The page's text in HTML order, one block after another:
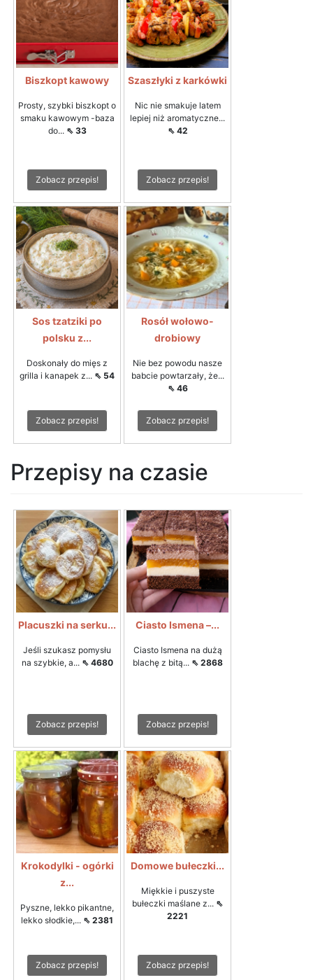
Biszkopt kawowy
Prosty, szybki biszkopt o
smaku kawowym -baza
do... ⇖ 33
Zobacz przepis!
Szaszłyki z karkówki
Nic nie smakuje latem
lepiej niż aromatyczne...
⇖ 42
Zobacz przepis!
Sos tzatziki po
polsku z...
Doskonały do mięs z
grilla i kanapek z... ⇖ 54
Zobacz przepis!
Rosół wołowo-
drobiowy
Nie bez powodu nasze
babcie powtarzały, że...
⇖ 46
Zobacz przepis!
Przepisy na czasie
Placuszki na serku...
Jeśli szukasz pomysłu
na szybkie, a... ⇖ 4680
Zobacz przepis!
Ciasto Ismena –...
Ciasto Ismena na dużą
blachę z bitą... ⇖ 2868
Zobacz przepis!
Krokodylki - ogórki
z...
Pyszne, lekko pikantne,
lekko słodkie,... ⇖ 2381
Zobacz przepis!
Domowe bułeczki...
Miękkie i puszyste
bułeczki maślane z... ⇖
2221
Zobacz przepis!